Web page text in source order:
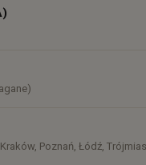
kosztów
Poznań, Łódź,